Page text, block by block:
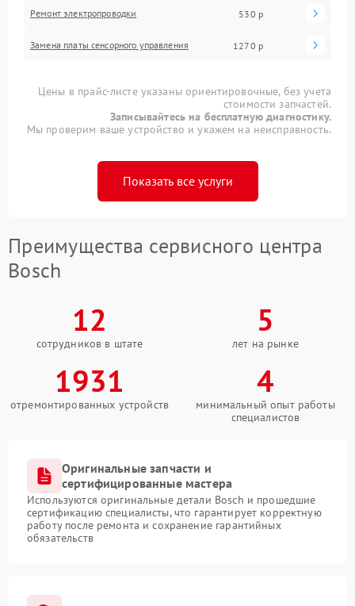
Ремонт электропроводки 530 р
Замена платы сенсорного управления 1270 р
Цены в прайс-листе указаны ориентировочные, без учета
стоимости запчастей.
Записывайтесь на бесплатную диагностику.
Мы проверим ваше устройство и укажем на неисправность.
Показать все услуги
Преимущества сервисного центра
Bosch
12
сотрудников в штате
5
лет на рынке
1931
отремонтированных устройств
4
минимальный опыт работы
специалистов
Оригинальные запчасти и
сертифицированные мастера
Используются оригинальные детали Bosch и прошедшие
сертификацию специалисты, что гарантирует корректную
работу после ремонта и сохранение гарантийных
обязательств